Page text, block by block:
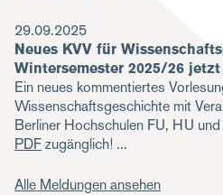
29.09.2025
Neues KVV für
Wintersemester 2025/26
Ein neues kommentiertes
Wissenschaftsgeschichte mit
Berliner Hochschulen FU, HU
PDFzugänglich!
Alle Meldungen ansehen